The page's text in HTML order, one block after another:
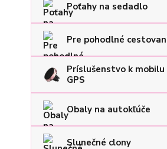
Poťahy na sedadlo
Pre pohodlné
Príslušenstvo k mobilu
GPS
Obaly na autokľúče
Slunečné clony